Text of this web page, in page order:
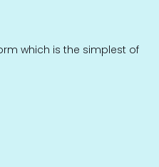
which is the simplest of